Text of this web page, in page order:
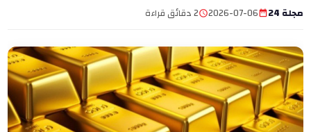
مجلة 24 2026-07-06 2 دقائق قراءة